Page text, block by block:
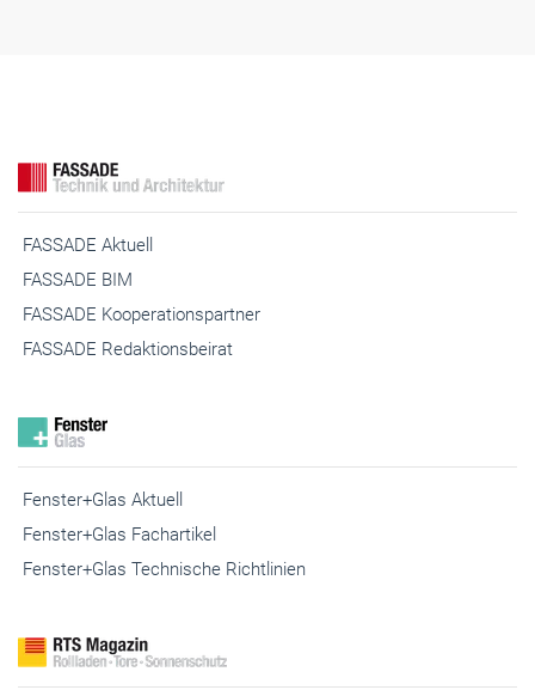
FASSADE Aktuell
FASSADE BIM
FASSADE Kooperationspartner
FASSADE Redaktionsbeirat
Fenster+Glas Aktuell
Fenster+Glas Fachartikel
Fenster+Glas Technische Richtlinien